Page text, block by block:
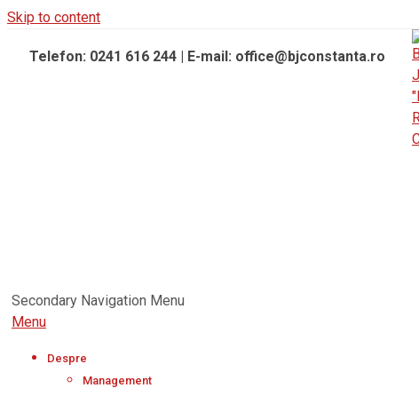
Skip to content
Telefon: 0241 616 244 | E-mail: office@bjconstanta.ro
Secondary Navigation Menu
Menu
Despre
Management